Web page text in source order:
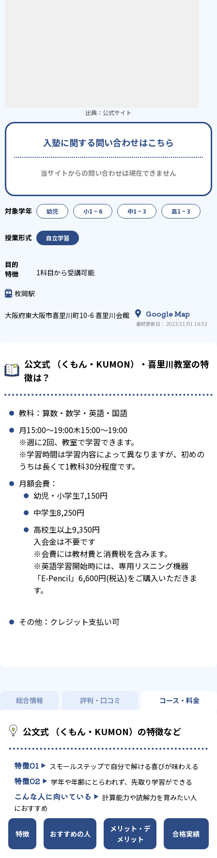
出典： 公式サイト
入塾に関する問い合わせはこちら
当サイトからの問い合わせは現在できません
幼児 小1 ~ 6 中1 ~ 3 高1 ~ 3
自立学習
1科目から受講可能
枚岡駅
大阪府東大阪市喜里川町10-6 喜里川会館 Google Map
最終更新日： 2023/11/01 16:52
公文式 （くもん・KUMON）・喜里川教室の特
徴は？
教科：算数・数学・英語・国語
月15:00〜19:00木15:00〜19:00
※週に2回、教室で学習できます。
※学習時間は学習内容によって異なりますが、初めの
うちは長くて1教科30分程度です。
月額会費：
幼児・小学生7,150円
中学生8,250円
高校生以上9,350円
入会金は不要です
※会費には教材費と消費税を含みます。
※英語学習開始時には、専用リスニング機器
「E-Pencil」6,600円(税込)をご購入いただきま
す。
その他：クレジット支払い可
総合情報 評判・口コミ コース・料金
公文式 （くもん・KUMON）の特徴など
特徴01 スモールステップで自分で解ける喜びが味わえる
特徴02 学年や年齢にとらわれず、先取り学習ができる
こんな人に向いている
計算能力や読解力を育みたい人
におすすめ
特徴 おすすめの人
メリット・デ
メリット
合格実績